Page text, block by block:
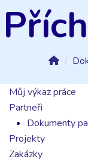
Můj výkaz práce
Partneři
Dokumenty
Projekty
Zakázky